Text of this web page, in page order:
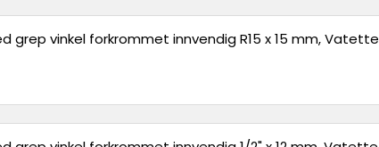
grep vinkel forkrommet innvendig R15 x 15 mm, Vatette